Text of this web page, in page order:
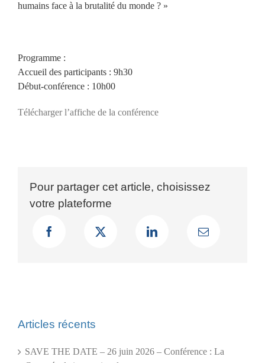
humains face à la brutalité du monde ? »
Programme :
Accueil des participants : 9h30
Début-conférence : 10h00
Télécharger l’affiche de la conférence
Pour partager cet article, choisissez
votre plateforme
Articles récents
SAVE THE DATE – 26 juin 2026 – Conférence : La